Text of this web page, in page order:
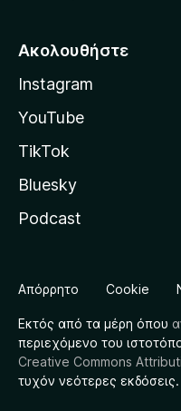
Ακολουθήστε
Instagram
YouTube
TikTok
Bluesky
Podcast
Απόρρητο Cookie
Εκτός από τα μέρη όπου
περιεχόμενο του
Creative Commons
τυχόν νεότερες εκδόσεις.